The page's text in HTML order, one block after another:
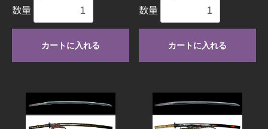
数量
カートに入れる
数量
カートに入れる